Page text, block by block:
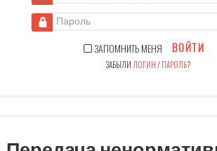
Пароль
ЗАПОМНИТЬ МЕНЯ ВОЙТИ
ЗАБЫЛИ ЛОГИН/ПАРОЛЬ?